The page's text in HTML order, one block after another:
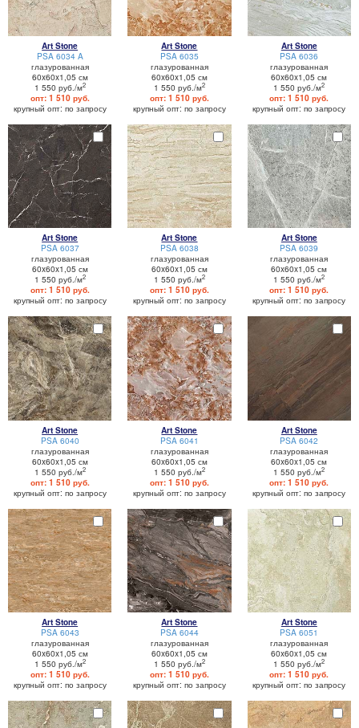
Art Stone
PSA 6034 A
глазурованная
60x60x1,05 см
1 550 руб./м2
опт: 1 510 руб.
крупный опт: по запросу
Art Stone
PSA 6035
глазурованная
60x60x1,05 см
1 550 руб./м2
опт: 1 510 руб.
крупный опт: по запросу
Art Stone
PSA 6036
глазурованная
60x60x1,05 см
1 550 руб./м2
опт: 1 510 руб.
крупный опт: по запросу
Art Stone
PSA 6037
глазурованная
60x60x1,05 см
1 550 руб./м2
опт: 1 510 руб.
крупный опт: по запросу
Art Stone
PSA 6038
глазурованная
60x60x1,05 см
1 550 руб./м2
опт: 1 510 руб.
крупный опт: по запросу
Art Stone
PSA 6039
глазурованная
60x60x1,05 см
1 550 руб./м2
опт: 1 510 руб.
крупный опт: по запросу
Art Stone
PSA 6040
глазурованная
60x60x1,05 см
1 550 руб./м2
опт: 1 510 руб.
крупный опт: по запросу
Art Stone
PSA 6041
глазурованная
60x60x1,05 см
1 550 руб./м2
опт: 1 510 руб.
крупный опт: по запросу
Art Stone
PSA 6042
глазурованная
60x60x1,05 см
1 550 руб./м2
опт: 1 510 руб.
крупный опт: по запросу
Art Stone
PSA 6043
глазурованная
60x60x1,05 см
1 550 руб./м2
опт: 1 510 руб.
крупный опт: по запросу
Art Stone
PSA 6044
глазурованная
60x60x1,05 см
1 550 руб./м2
опт: 1 510 руб.
крупный опт: по запросу
Art Stone
PSA 6051
глазурованная
60x60x1,05 см
1 550 руб./м2
опт: 1 510 руб.
крупный опт: по запросу